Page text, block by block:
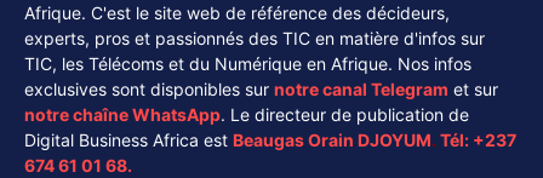
Afrique. C'est le site web de référence des décideurs,
experts, pros et passionnés des TIC en matière d'infos sur
TIC, les Télécoms et du Numérique en Afrique. Nos infos
exclusives sont disponibles sur notre canal Telegram et sur
notre chaîneWhatsApp. Le directeur de publication de
Digital Business Africa est Beaugas Orain DJOYUM. Tél: +237
674 61 01 68.